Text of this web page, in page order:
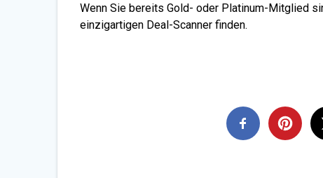
Wenn Sie bereits Gold- oder Platinum-Mitglied
einzigartigen Deal-Scanner finden.